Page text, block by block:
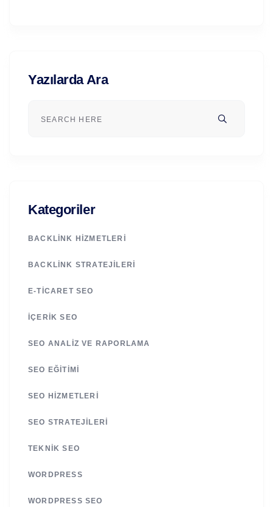
Yazılarda Ara
Kategoriler
BACKLINK HIZMETLERI
BACKLINK STRATEJILERI
E-TICARET SEO
İÇERIK SEO
SEO ANALIZ VE RAPORLAMA
SEO EĞITIMI
SEO HIZMETLERI
SEO STRATEJILERI
TEKNIK SEO
WORDPRESS
WORDPRESS SEO